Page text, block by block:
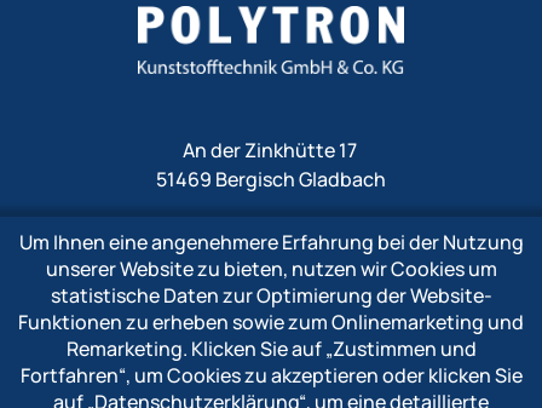
An der Zinkhütte 17
51469 Bergisch Gladbach
Fon+49 2202 1009 0
Fax +49 2202 1009 333
Mailinfo@polytron-gmbh.de
www.polytron-gmbh.de
Um Ihnen eine angenehmere Erfahrung bei der Nutzung
unserer Website zu bieten, nutzen wir Cookies um
statistische Daten zur Optimierung der Website-
Funktionen zu erheben sowie zum Onlinemarketing und
Remarketing. Klicken Sie auf„Zustimmen und
Fortfahren“, um Cookies zu akzeptieren oder klicken Sie
auf„Datenschutzerklärung“, um eine detaillierte